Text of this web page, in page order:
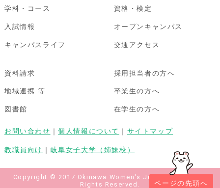
ページの先頭へ
学科・コース
入試情報
キャンパスライフ
資格・検定
オープンキャンパス
交通アクセス
資料請求
地域連携 等
図書館
採用担当者の方へ
卒業生の方へ
在学生の方へ
お問い合わせ ｜個人情報について ｜ サイトマップ
教職員向け ｜ 岐阜女子大学（姉妹校）
Copyright © 2017 Okinawa Women's Junior College All
Rights Reserved.